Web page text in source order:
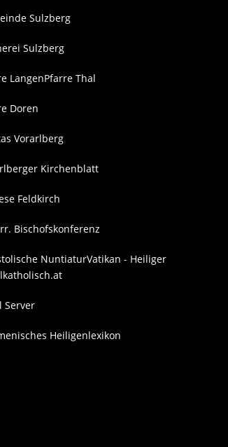
Sulzberg
Sulzberg
LangenPfarre Thal
Doren
Vorarlberg
Kirchenblatt
Feldkirch
Bischofskonferenz
NuntiaturVatikan - Heiliger
katholisch.at
Server
Heiligenlexikon